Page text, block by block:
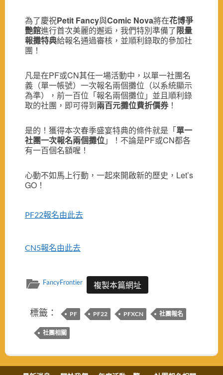
為了慶祝Petit Fancy與Comic Nova將在花博爭
艷館進行首次美麗的邂逅，我們特別準備了限量
報攤特典給報名通過審核，並順利錄取的參加社
團！
凡是在PF或CN其任一場活動中，以單一社團名
義（單一帳號）一次報名兩個攤位（以系統顯示
為準），前一百位「報名兩個攤位」並且順利錄
取的社團，即可得到兩百元攤位費折價券！
是的！獲得本次春季盛宴特典的條件就是「單一
社團一次報名兩個攤位」！不論是PF或CN都各
有一百個名額喔！
心動不如馬上行動，一起來開啟新的歷史，Let’s
GO！
PF22報名由此去
CN5報名由此去
FancyFrontier 複製本篇網址
標籤： PF PF22 PFXCN 社團報名
社團相關